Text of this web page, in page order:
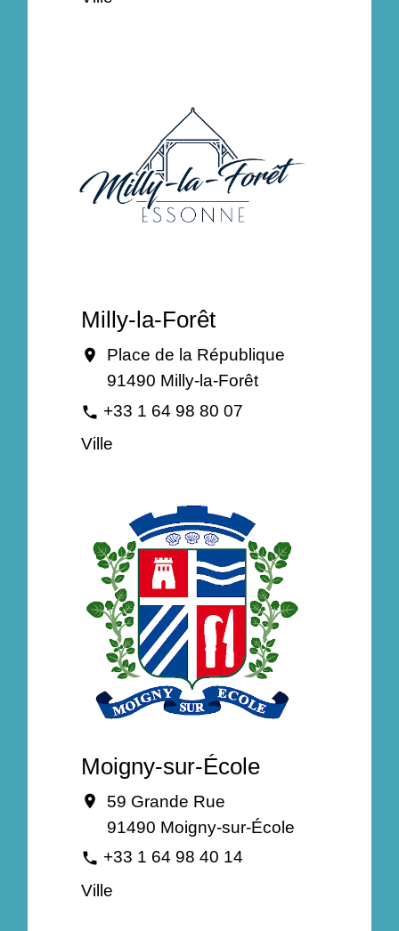
Milly-la-Forêt
location_on
Place de la République
91490 Milly-la-Forêt
phone +33 1 64 98 80 07
Ville
Moigny-sur-École
location_on
59 Grande Rue
91490 Moigny-sur-École
phone +33 1 64 98 40 14
Ville